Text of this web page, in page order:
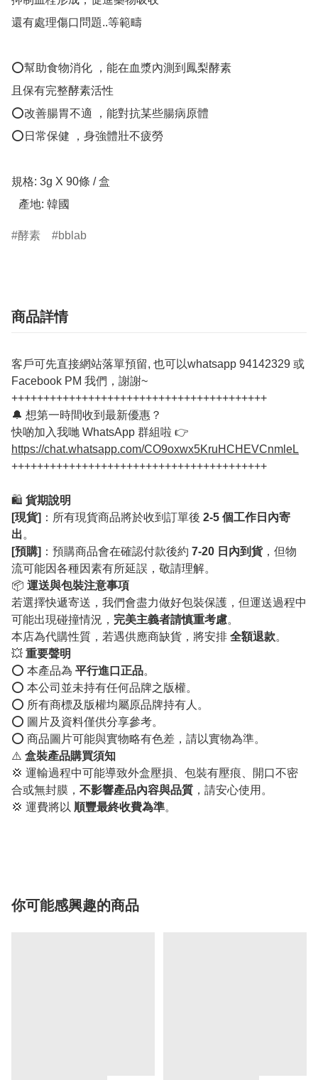
還有處理傷口問題..等範疇
⭕幫助食物消化 ，能在血漿內測到鳳梨酵素
且保有完整酵素活性
⭕改善腸胃不適 ，能對抗某些腸病原體
⭕日常保健 ，身強體壯不疲勞
規格: 3g X 90條 / 盒
酵素 bblab
商品詳情
客戶可先直接網站落單預留, 也可以whatsapp 94142329 或
Facebook PM 我們，謝謝~
++++++++++++++++++++++++++++++++++++++++
🔔 想第一時間收到最新優惠？
快啲加入我哋 WhatsApp 群組啦 👉
https://chat.whatsapp.com/CO9oxwx5KruHCHEVCnmleL
++++++++++++++++++++++++++++++++++++++++
🛍️ 貨期說明
[現貨] ：所有現貨商品將於收到訂單後 2-5 個工作日內寄
出。
[預購] ：預購商品會在確認付款後約 7-20 日內到貨，但物
流可能因各種因素有所延誤，敬請理解。
📦 運送與包裝注意事項
若選擇快遞寄送，我們會盡力做好包裝保護，但運送過程中
可能出現碰撞情況， 完美主義者請慎重考慮。
本店為代購性質，若遇供應商缺貨，將安排 全額退款。
💥 重要聲明
⭕️ 本產品為 平行進口正品。
⭕️ 本公司並未持有任何品牌之版權。
⭕️ 所有商標及版權均屬原品牌持有人。
⭕️ 圖片及資料僅供分享參考。
⭕️ 商品圖片可能與實物略有色差，請以實物為準。
⚠️ 盒裝產品購買須知
💢 運輸過程中可能導致外盒壓損、包裝有壓痕、開口不密
合或無封膜， 不影響產品內容與品質 ，請安心使用。
💢 運費將以 順豐最終收費為準。
你可能感興趣的商品